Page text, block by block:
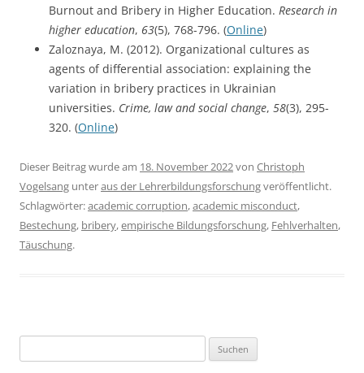
Burnout and Bribery in Higher Education. Research in
higher education, 63(5), 768-796. (Online)
Zaloznaya, M. (2012). Organizational cultures as
agents of differential association: explaining the
variation in bribery practices in Ukrainian
universities. Crime, law and social change, 58(3), 295-
320. (Online)
Dieser Beitrag wurde am 18. November 2022von Christoph
Vogelsang unteraus der Lehrerbildungsforschungveröffentlicht.
Schlagwörter:academic corruption,academic misconduct,
Bestechung, bribery,empirische Bildungsforschung, Fehlverhalten,
Täuschung.
nach: